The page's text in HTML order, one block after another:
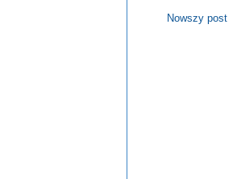
Nowszy post